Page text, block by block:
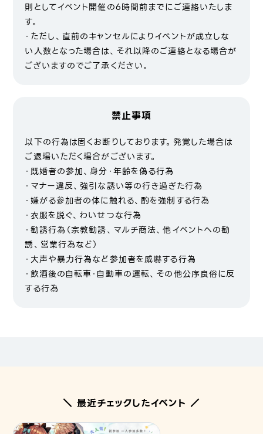
則としてイベント開催の6時間前までにご連絡いたしま
す。
・ただし、直前のキャンセルによりイベントが成立しな
い人数となった場合は、それ以降のご連絡となる場合が
ございますのでご了承ください。
禁止事項
以下の行為は固くお断りしております。発覚した場合は
ご退場いただく場合がございます。
・既婚者の参加、身分・年齢を偽る行為
・マナー違反、強引な誘い等の行き過ぎた行為
・嫌がる参加者の体に触れる、酌を強制する行為
・衣服を脱ぐ、わいせつな行為
・勧誘行為（宗教勧誘、マルチ商法、他イベントへの勧
誘、営業行為など）
・大声や暴力行為など参加者を威嚇する行為
・飲酒後の自転車・自動車の運転、その他公序良俗に反
する行為
＼ 最近チェックしたイベント ／